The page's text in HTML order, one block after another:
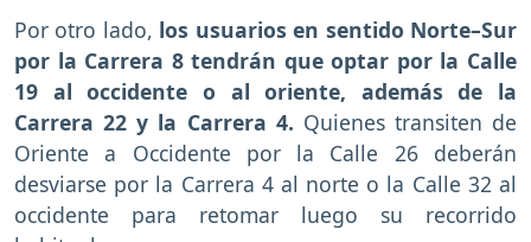
Por otro lado, los usuarios en sentido Norte–Sur
por la Carrera 8 tendrán que optar por la Calle
19 al occidente o al oriente, además de la
Carrera 22 y la Carrera 4. Quienes transiten de
Oriente a Occidente por la Calle 26 deberán
desviarse por la Carrera 4 al norte o la Calle 32 al
occidente para retomar luego su recorrido